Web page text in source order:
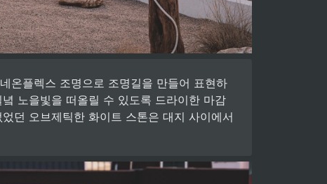
온플렉스 조명으로 조명길을 만들어 표현하
노을빛을 떠올릴 수 있도록 드라이한 마감
던 오브제틱한 화이트 스톤은 대지 사이에서